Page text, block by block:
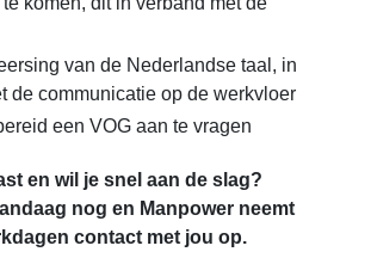
van de Nederlandse taal, in
de communicatie op de werkvloer
een VOG aan te vragen
en wil je snel aan de slag?
nog en Manpower neemt
contact met jou op.